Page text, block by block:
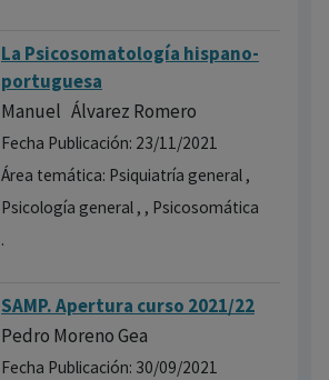
La Psicosomatología hispano-
portuguesa
Manuel Álvarez Romero
Fecha Publicación: 23/11/2021
Área temática: Psiquiatría general ,
Psicología general , , Psicosomática
.
SAMP. Apertura curso 2021/22
Pedro Moreno Gea
Fecha Publicación: 30/09/2021